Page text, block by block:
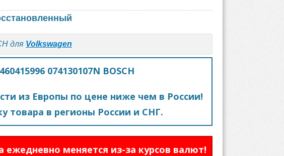
для Volkswagen
074130107N BOSCH
из Европы по цене ниже чем в России!
товара в регионы России и СНГ.
ежедневно меняется из-за курсов валют!